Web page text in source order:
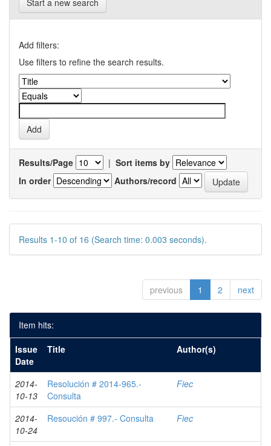
Start a new search
Add filters:
Use filters to refine the search results.
Results/Page | Sort items by
In order
Authors/record
Results 1-10 of 16 (Search time: 0.003 seconds).
previous 1 2 next
Item hits:
Issue
Date
Title Author(s)
2014-
10-13
Resolución # 2014-965.-
Consulta
Fiec
2014-
10-24
Resoución # 997.- Consulta Fiec